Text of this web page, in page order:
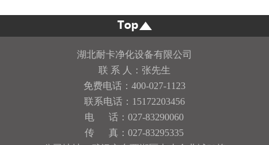
湖北耐卡净化设备有限公司
联 系 人：张先生
免费电话：400-027-1123
联系电话：15172203456
电 话：027-83290060
传 真：027-83295335